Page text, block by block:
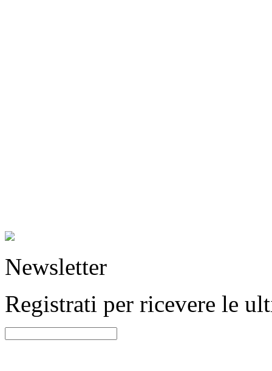
Newsletter
Registrati per ricevere le